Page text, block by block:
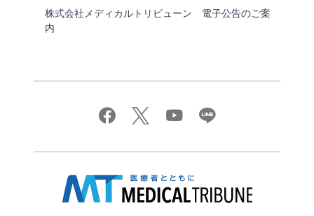
株式会社メディカルトリビューン 電子公告のご案
内